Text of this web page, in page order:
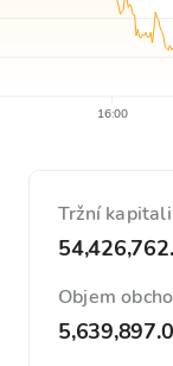
16:00
Tržní
Objem